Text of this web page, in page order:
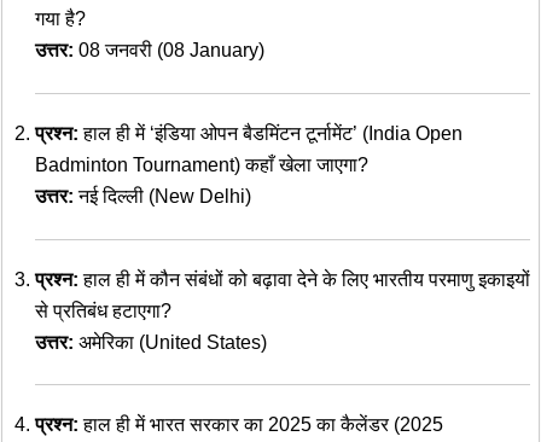
गया है?
उत्तर: 08 जनवरी (08 January)
प्रश्न: हाल ही में ‘इंडिया ओपन बैडमिंटन टूर्नामेंट’ (India Open
Badminton Tournament) कहाँ खेला जाएगा?
उत्तर: नई दिल्ली (New Delhi)
प्रश्न: हाल ही में कौन संबंधों को बढ़ावा देने के लिए भारतीय परमाणु इकाइयों
से प्रतिबंध हटाएगा?
उत्तर: अमेरिका (United States)
प्रश्न: हाल ही में भारत सरकार का 2025 का कैलेंडर (2025